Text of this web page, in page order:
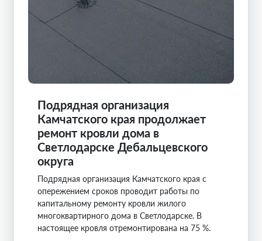
Подрядная организация
Камчатского края продолжает
ремонт кровли дома в
Светлодарске Дебальцевского
округа
Подрядная организация Камчатского края с
опережением сроков проводит работы по
капитальному ремонту кровли жилого
многоквартирного дома в Светлодарске. В
настоящее кровля отремонтирована на 75 %.